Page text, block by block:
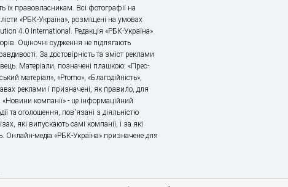
їх правовласникам. Всі фотографії на
«РБК-Україна», розміщені на умовах
4.0 International. Редакція «РБК-Україна»
Оціночні судження не підлягають
За достовірність та зміст реклами
Матеріали, позначені плашкою: «Прес-
матеріал», «Promo», «Благодійність»,
реклами і призначені, як правило, для
«Новини компанії» - це інформаційний
та оголошення, пов'язані з діяльністю
які випускають самі компанії, і за які
Онлайн-медіа «РБК-Україна» призначене для